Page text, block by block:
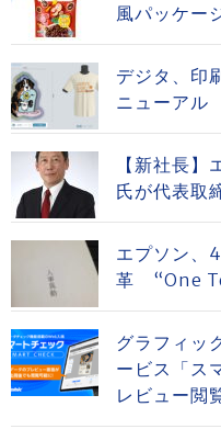
風パッケー
デジタ、印
ニューア
【新社長
氏が代表取
エプソン、
革 “One
グラフィッ
ービス「ス
レビュー閲